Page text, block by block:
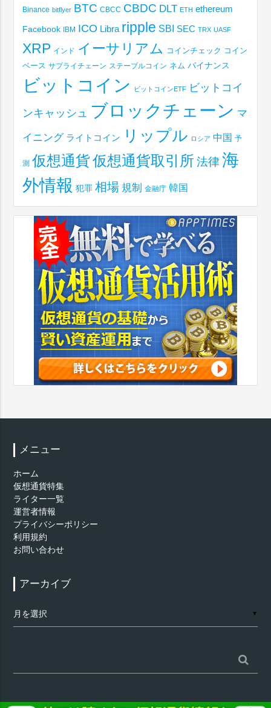
Binance bitflyer BTC CBCC CBDC DLT ETH ethereum
Facebook IBM ICO Libra ripple SBI SEC TRX UASF
XRP インド イーサリアム コインチェック コイン
ベース サプライチェーン ステーブルコイン ネム バイナンス
ビットコイン ビットコインETF ビットコイ
ンキャッシュ ブロックチェーン マ
イニング ライトコイン リップル ロシア 中国 予
測 仮想通貨仮想通貨取引所 法律 海
外情報 犯罪 相場 規制 金融庁 韓国
メニュー
ホーム
仮想通貨特集
ライター一覧
運営者情報
プライバシーポリシー
利用規約
お問い合わせ
アーカイブ
ー
▼
索: